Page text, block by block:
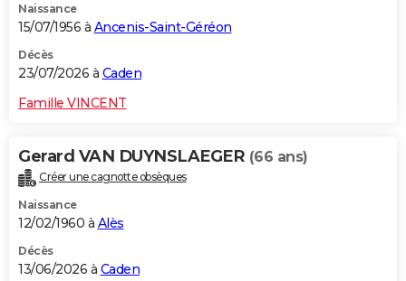
Destinations
City break
Voyage nature
Voyage de noces
Forum
Climat
+PHOTO
GUIDES D'ACHAT
Carte de Noël
Carte Bonne année
Carte Saint-Valentin
Carte Pâques
Carte d'anniversaire
DICTIONNAIRE
Dictionnaire
Biographies
Citations
Expressions
Proverbes
PROGRAMME TV
S'inscrire
Se connecter
Lycées
Collèges
Primaires
Universités
Entreprises
Service militaire
Avis de recherche
AVIS DE DÉCÈS
Naissance
15/07/1956 à Ancenis-Saint-Géréon
Décès
23/07/2026 à Caden
Famille VINCENT
Gerard VAN DUYNSLAEGER (66 ans)
Créer une cagnotte obsèques
Naissance
12/02/1960 à Alès
Décès
13/06/2026 à Caden